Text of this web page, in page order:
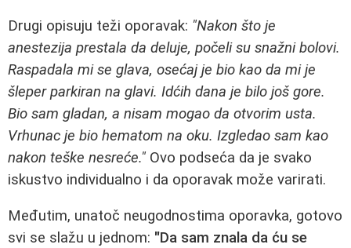
Drugi opisuju teži oporavak: "Nakon što je
anestezija prestala da deluje, počeli su snažni bolovi.
Raspadala mi se glava, osećaj je bio kao da mi je
šleper parkiran na glavi. Idćih dana je bilo još gore.
Bio sam gladan, a nisam mogao da otvorim usta.
Vrhunac je bio hematom na oku. Izgledao sam kao
nakon teške nesreće." Ovo podseća da je svako
iskustvo individualno i da oporavak može varirati.
Međutim, unatoč neugodnostima oporavka, gotovo
svi se slažu u jednom: "Da sam znala da ću se